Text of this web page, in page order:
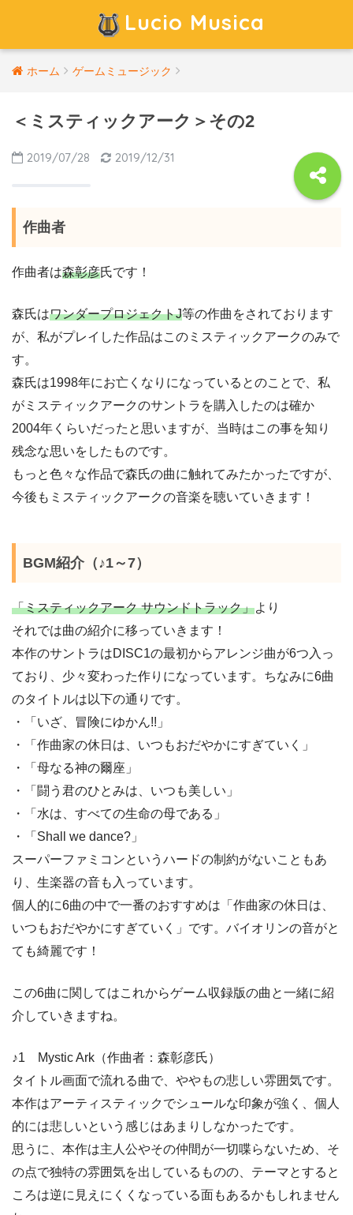
Lucio Musica
ホーム ゲームミュージック
＜ミスティックアーク＞その2
2019/07/28 2019/12/31
作曲者
作曲者は森彰彦氏です！
森氏はワンダープロジェクトJ等の作曲をされております
が、私がプレイした作品はこのミスティックアークのみで
す。
森氏は1998年にお亡くなりになっているとのことで、私
がミスティックアークのサントラを購入したのは確か
2004年くらいだったと思いますが、当時はこの事を知り
残念な思いをしたものです。
もっと色々な作品で森氏の曲に触れてみたかったですが、
今後もミスティックアークの音楽を聴いていきます！
BGM紹介（♪1～7）
「ミスティックアーク サウンドトラック」より
それでは曲の紹介に移っていきます！
本作のサントラはDISC1の最初からアレンジ曲が6つ入っ
ており、少々変わった作りになっています。ちなみに6曲
のタイトルは以下の通りです。
・「いざ、冒険にゆかん!!」
・「作曲家の休日は、いつもおだやかにすぎていく」
・「母なる神の爾座」
・「闘う君のひとみは、いつも美しい」
・「水は、すべての生命の母である」
・「Shall we dance?」
スーパーファミコンというハードの制約がないこともあ
り、生楽器の音も入っています。
個人的に6曲の中で一番のおすすめは「作曲家の休日は、
いつもおだやかにすぎていく」です。バイオリンの音がと
ても綺麗です！
この6曲に関してはこれからゲーム収録版の曲と一緒に紹
介していきますね。
♪1 Mystic Ark（作曲者：森彰彦氏）
タイトル画面で流れる曲で、ややもの悲しい雰囲気です。
本作はアーティスティックでシュールな印象が強く、個人
的には悲しいという感じはあまりしなかったです。
思うに、本作は主人公やその仲間が一切喋らないため、そ
の点で独特の雰囲気を出しているものの、テーマとすると
ころは逆に見えにくくなっている面もあるかもしれません